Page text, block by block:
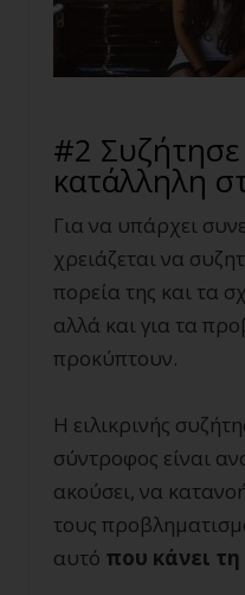
#2 Συζήτησε
κατάλληλη
Για να υπάρχει
χρειάζεται να
πορεία της και τα
αλλά και για τα
προκύπτουν.
Η ειλικρινής
σύντροφος είναι
ακούσει, να
τους
αυτό που κάνει